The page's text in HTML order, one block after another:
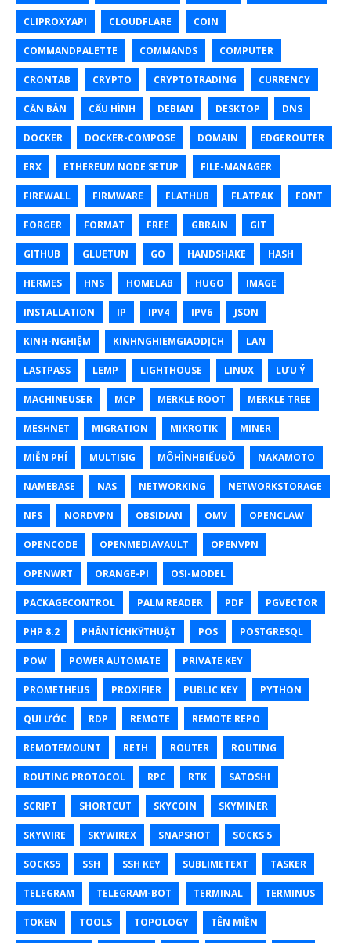
CLIPROXYAPI CLOUDFLARE COIN
COMMANDPALETTE COMMANDS COMPUTER
CRONTAB CRYPTO CRYPTOTRADING CURRENCY
CĂN BẢN CẤU HÌNH DEBIAN DESKTOP DNS
DOCKER DOCKER-COMPOSE DOMAIN EDGEROUTER
ERX ETHEREUM NODE SETUP FILE-MANAGER
FIREWALL FIRMWARE FLATHUB FLATPAK FONT
FORGER FORMAT FREE GBRAIN GIT
GITHUB GLUETUN GO HANDSHAKE HASH
HERMES HNS HOMELAB HUGO IMAGE
INSTALLATION IP IPV4 IPV6 JSON
KINH-NGHIỆM KINHNGHIEMGIAODỊCH LAN
LASTPASS LEMP LIGHTHOUSE LINUX LƯU Ý
MACHINEUSER MCP MERKLE ROOT MERKLE TREE
MESHNET MIGRATION MIKROTIK MINER
MIỄN PHÍ MULTISIG MÔHÌNHBIỂUĐỒ NAKAMOTO
NAMEBASE NAS NETWORKING NETWORKSTORAGE
NFS NORDVPN OBSIDIAN OMV OPENCLAW
OPENCODE OPENMEDIAVAULT OPENVPN
OPENWRT ORANGE-PI OSI-MODEL
PACKAGECONTROL PALM READER PDF PGVECTOR
PHP 8.2 PHÂNTÍCHKỸTHUẬT POS POSTGRESQL
POW POWER AUTOMATE PRIVATE KEY
PROMETHEUS PROXIFIER PUBLIC KEY PYTHON
QUI ƯỚC RDP REMOTE REMOTE REPO
REMOTEMOUNT RETH ROUTER ROUTING
ROUTING PROTOCOL RPC RTK SATOSHI
SCRIPT SHORTCUT SKYCOIN SKYMINER
SKYWIRE SKYWIREX SNAPSHOT SOCKS 5
SOCKS5 SSH SSH KEY SUBLIMETEXT TASKER
TELEGRAM TELEGRAM-BOT TERMINAL TERMINUS
TOKEN TOOLS TOPOLOGY TÊN MIỀN